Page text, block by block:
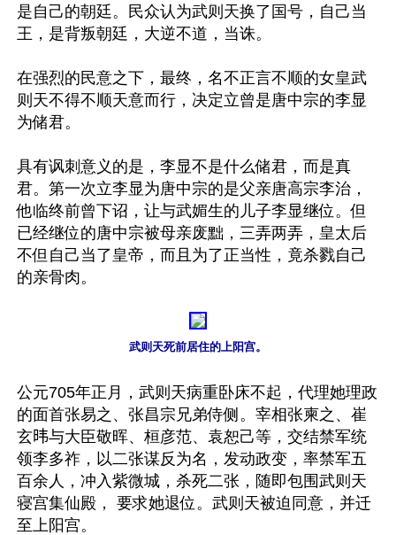
是自己的朝廷。民众认为武则天换了国号，自己当
王，是背叛朝廷，大逆不道，当诛。
在强烈的民意之下，最终，名不正言不顺的女皇武
则天不得不顺天意而行，决定立曾是唐中宗的李显
为储君。
具有讽刺意义的是，李显不是什么储君，而是真
君。第一次立李显为唐中宗的是父亲唐高宗李治，
他临终前曾下诏，让与武媚生的儿子李显继位。但
已经继位的唐中宗被母亲废黜，三弄两弄，皇太后
不但自己当了皇帝，而且为了正当性，竟杀戮自己
的亲骨肉。
武则天死前居住的上阳宫。
公元705年正月，武则天病重卧床不起，代理她理政
的面首张易之、张昌宗兄弟侍侧。宰相张柬之、崔
玄𬀩与大臣敬晖、桓彦范、袁恕己等，交结禁军统
领李多祚，以二张谋反为名，发动政变，率禁军五
百余人，冲入紫微城，杀死二张，随即包围武则天
寝宫集仙殿， 要求她退位。武则天被迫同意，并迁
至上阳宫。